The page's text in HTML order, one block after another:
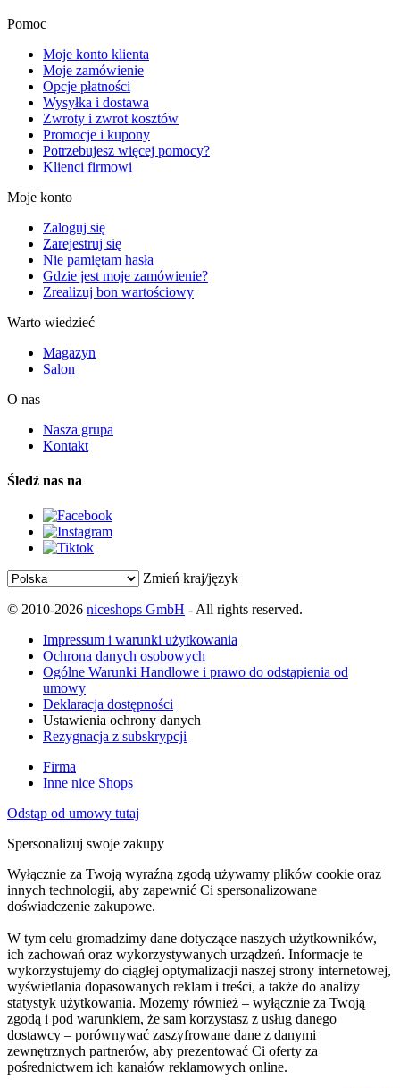
Pomoc
Moje konto klienta
Moje zamówienie
Opcje płatności
Wysyłka i dostawa
Zwroty i zwrot kosztów
Promocje i kupony
Potrzebujesz więcej pomocy?
Klienci firmowi
Moje konto
Zaloguj się
Zarejestruj się
Nie pamiętam hasła
Gdzie jest moje zamówienie?
Zrealizuj bon wartościowy
Warto wiedzieć
Magazyn
Salon
O nas
Nasza grupa
Kontakt
Śledź nas na
Zmień kraj/język
© 2010-2026 niceshops GmbH - All rights reserved.
Impressum i warunki użytkowania
Ochrona danych osobowych
Ogólne Warunki Handlowe i prawo do odstąpienia od
umowy
Deklaracja dostępności
Ustawienia ochrony danych
Rezygnacja z subskrypcji
Firma
Inne nice Shops
Odstąp od umowy tutaj
Spersonalizuj swoje zakupy
Wyłącznie za Twoją wyraźną zgodą używamy plików cookie oraz
innych technologii, aby zapewnić Ci spersonalizowane
doświadczenie zakupowe.
W tym celu gromadzimy dane dotyczące naszych użytkowników,
ich zachowań oraz wykorzystywanych urządzeń. Informacje te
wykorzystujemy do ciągłej optymalizacji naszej strony internetowej,
wyświetlania dopasowanych reklam i treści, a także do analizy
statystyk użytkowania. Możemy również – wyłącznie za Twoją
zgodą i pod warunkiem, że sam korzystasz z usług danego
dostawcy – porównywać zaszyfrowane dane z danymi
zewnętrznych partnerów, aby prezentować Ci oferty za
pośrednictwem ich kanałów reklamowych online.